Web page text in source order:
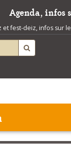
Agenda, infos
fest-deiz, infos sur